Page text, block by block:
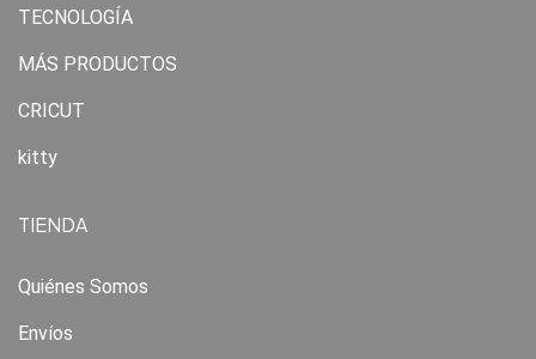
TECNOLOGÍA
MÁS PRODUCTOS
CRICUT
kitty
TIENDA
Quiénes Somos
Envíos